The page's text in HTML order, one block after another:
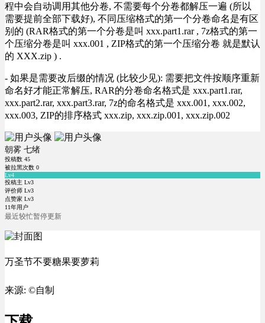
程中会自动调用其他分卷, 不需要每个分卷都解压一遍 (所以
需要提前全部下载好), 不同压缩格式的第一个分卷命名是有区
别的 (RAR格式的第一个分卷是叫 xxx.part1.rar , 7z格式的第一
个压缩分卷是叫 xxx.001 , ZIP格式的第一个压缩分卷 就是默认
的 XXX.zip ) .
- 如果是需要改后缀的情况 (比较少见): 需要把文件按顺序重新
命名好才能正常解压, RAR的分卷命名格式是 xxx.part1.rar,
xxx.part2.rar, xxx.part3.rar, 7z的命名格式是 xxx.001, xxx.002,
xxx.003, ZIP的排序格式 xxx.zip, xxx.zip.001, xxx.zip.002
朝雾 七绪
投稿数 45
被拉黑次数 0
Lv4
投稿主 Lv3
评价师 Lv3
点赞家 Lv3
11年用户
最近较忙暂停更新
万圣节不要糖果要萝莉
来源: ©自制